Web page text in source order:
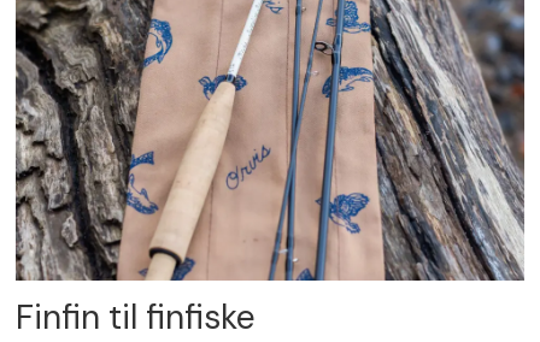
Finfin til finfiske